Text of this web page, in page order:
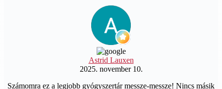
Astrid Lauxen
2025. november 10.
Számomra ez a legjobb gyógyszertár messze-messze! Nincs másik